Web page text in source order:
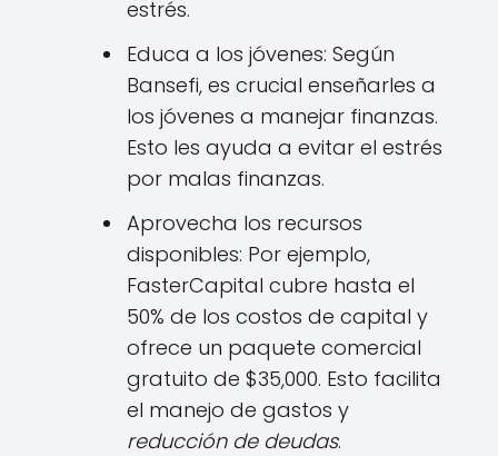
estrés.
Educa a los jóvenes: Según
Bansefi, es crucial enseñarles a
los jóvenes a manejar finanzas.
Esto les ayuda a evitar el estrés
por malas finanzas.
Aprovecha los recursos
disponibles: Por ejemplo,
FasterCapital cubre hasta el
50% de los costos de capital y
ofrece un paquete comercial
gratuito de $35,000. Esto facilita
el manejo de gastos y
reducción de deudas.